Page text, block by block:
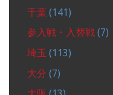
千葉 (141)
参入戦・入替戦 (7)
埼玉 (113)
大分 (7)